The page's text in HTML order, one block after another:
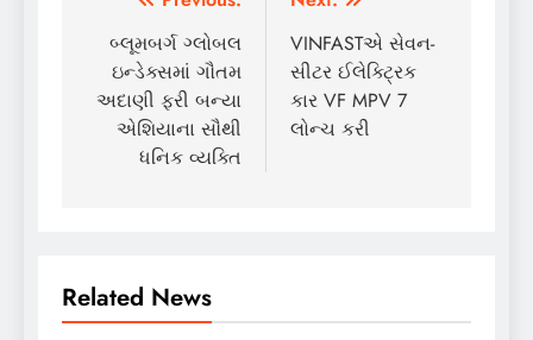
navigation
બ્લૂમબર્ગ ગ્લોબલ
ઇન્ડેક્સમાં ગૌતમ
અદાણી ફરી બન્યા
એશિયાના સૌથી
ધનિક વ્યક્તિ
VINFASTએ સેવન-
સીટર ઈલેક્ટ્રિક
કાર VF MPV 7
લોન્ચ કરી
Related News